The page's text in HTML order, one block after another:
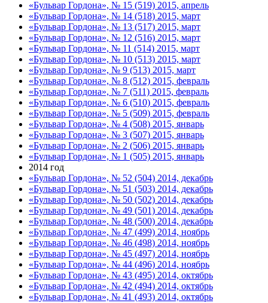
«Бульвар Гордона», № 15 (519) 2015, апрель
«Бульвар Гордона», № 14 (518) 2015, март
«Бульвар Гордона», № 13 (517) 2015, март
«Бульвар Гордона», № 12 (516) 2015, март
«Бульвар Гордона», № 11 (514) 2015, март
«Бульвар Гордона», № 10 (513) 2015, март
«Бульвар Гордона», № 9 (513) 2015, март
«Бульвар Гордона», № 8 (512) 2015, февраль
«Бульвар Гордона», № 7 (511) 2015, февраль
«Бульвар Гордона», № 6 (510) 2015, февраль
«Бульвар Гордона», № 5 (509) 2015, февраль
«Бульвар Гордона», № 4 (508) 2015, январь
«Бульвар Гордона», № 3 (507) 2015, январь
«Бульвар Гордона», № 2 (506) 2015, январь
«Бульвар Гордона», № 1 (505) 2015, январь
2014 год
«Бульвар Гордона», № 52 (504) 2014, декабрь
«Бульвар Гордона», № 51 (503) 2014, декабрь
«Бульвар Гордона», № 50 (502) 2014, декабрь
«Бульвар Гордона», № 49 (501) 2014, декабрь
«Бульвар Гордона», № 48 (500) 2014, декабрь
«Бульвар Гордона», № 47 (499) 2014, ноябрь
«Бульвар Гордона», № 46 (498) 2014, ноябрь
«Бульвар Гордона», № 45 (497) 2014, ноябрь
«Бульвар Гордона», № 44 (496) 2014, ноябрь
«Бульвар Гордона», № 43 (495) 2014, октябрь
«Бульвар Гордона», № 42 (494) 2014, октябрь
«Бульвар Гордона», № 41 (493) 2014, октябрь